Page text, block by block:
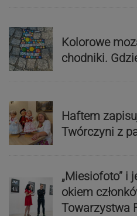
Kolorowe
chodniki.
Haftem
Twórczyni z
„Miesiofoto” i
okiem
Towarzystwa